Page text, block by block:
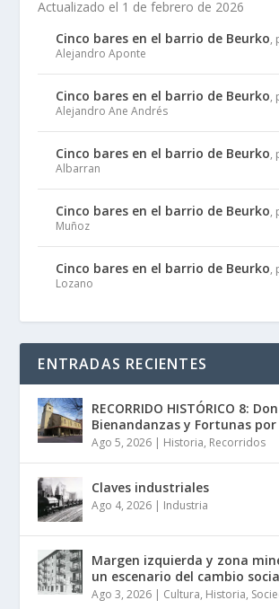
Actualizado el 1 de febrero de 2026
Cinco bares en el barrio de Beurko,
Alejandro Aponte
Cinco bares en el barrio de Beurko,
Alejandro Ane Andrés
Cinco bares en el barrio de Beurko,
Albarran
Cinco bares en el barrio de Beurko,
Muñoz
Cinco bares en el barrio de Beurko,
Lozano
ENTRADAS RECIENTES
RECORRIDO HISTÓRICO 8:
Bienandanzas y Fortunas
Ago 5, 2026 | Historia, Recorridos
Claves industriales
Ago 4, 2026 | Industria
Margen izquierda y zona
un escenario del cambio
Ago 3, 2026 | Cultura, Historia,